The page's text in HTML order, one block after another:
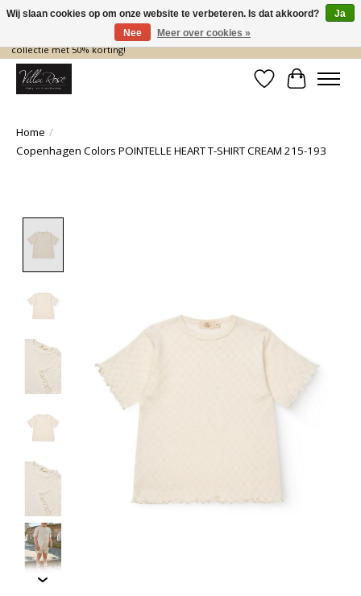
De nieuwe collectie komt eraan… en wij maken ruimte! Shop nu de zomer
collectie met 50% korting!
Verlanglijst
Home /
Copenhagen Colors POINTELLE HEART T-SHIRT CREAM 215-193
Wij slaan cookies op om onze website te verbeteren. Is dat akkoord?
Ja
Nee
Meer over cookies »